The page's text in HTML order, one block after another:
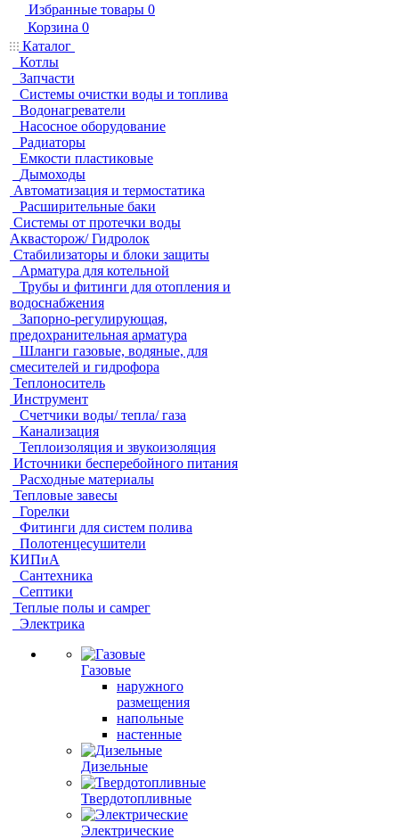
Избранные товары 0
Корзина 0
Каталог
Котлы
Запчасти
Системы очистки воды и топлива
Водонагреватели
Насосное оборудование
Радиаторы
Емкости пластиковые
Дымоходы
Автоматизация и термостатика
Расширительные баки
Системы от протечки воды
Аквасторож/ Гидролок
Стабилизаторы и блоки защиты
Арматура для котельной
Трубы и фитинги для отопления и
водоснабжения
Запорно-регулирующая,
предохранительная арматура
Шланги газовые, водяные, для
смесителей и гидрофора
Теплоноситель
Инструмент
Счетчики воды/ тепла/ газа
Канализация
Теплоизоляция и звукоизоляция
Источники бесперебойного питания
Расходные материалы
Тепловые завесы
Горелки
Фитинги для систем полива
Полотенцесушители
КИПиА
Сантехника
Септики
Теплые полы и самрег
Электрика
Газовые
наружного
размещения
напольные
настенные
Дизельные
Твердотопливные
Электрические